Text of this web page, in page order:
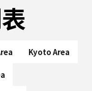
表
Kyoto Area